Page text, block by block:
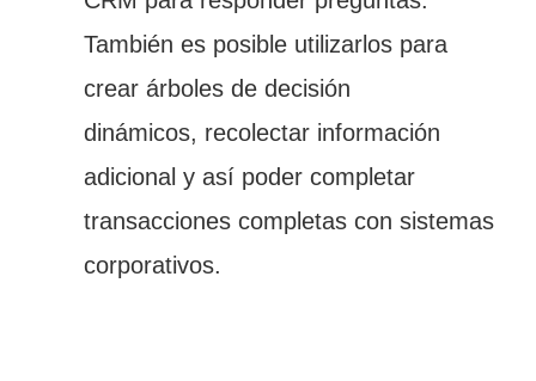
También es posible utilizarlos para
crear árboles de decisión
dinámicos, recolectar información
adicional y así poder completar
transacciones completas con sistemas
corporativos.